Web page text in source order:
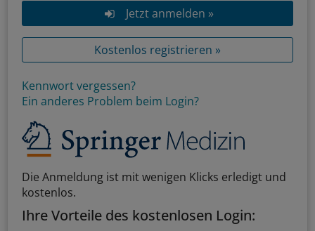
Jetzt anmelden »
Kostenlos registrieren »
Kennwort vergessen?
Ein anderes Problem beim Login?
Die Anmeldung ist mit wenigen Klicks erledigt und
kostenlos.
Ihre Vorteile des kostenlosen Login: